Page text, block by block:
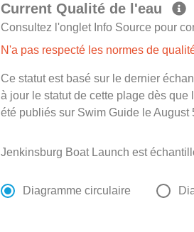
Current Qualité de l'eau
Consultez l'onglet Info Source pour
N'a pas respecté les normes de
Ce statut est basé sur le dernier
à jour le statut de cette plage dès
été publiés sur Swim Guide le August
Jenkinsburg Boat Launch est
Diagramme circulaire